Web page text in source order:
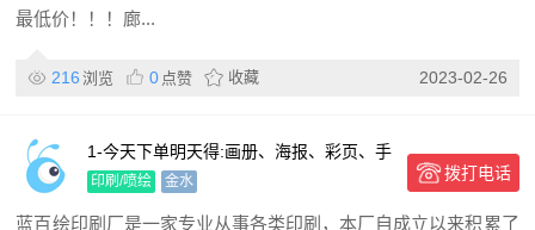
最低价！！！廊...
216 浏览 0 点赞 收藏 2023-02-26
1-今天下单明天得:画册、海报、彩页、手
提袋、特快印刷
印刷/喷绘 金水 拨打电话
蓝百绘印刷厂是一家专业从事各类印刷，本厂自成立以来积累了